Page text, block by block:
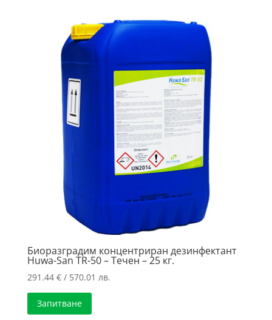
Биоразградим концентриран дезинфектант
Huwa-San TR-50 – Течен – 25 кг.
291.44 €/ 570.01 лв.
Запитване